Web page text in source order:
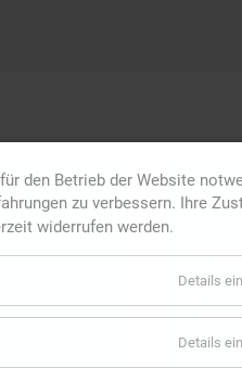
den Betrieb der Website
zu verbessern. Ihre
widerrufen werden.
Details
Details